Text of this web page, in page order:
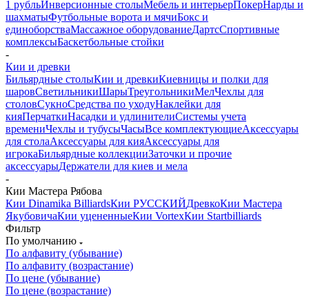
1 рубльИнверсионные столыМебель и интерьерПокерНарды и
шахматыФутбольные ворота и мячиБокс и
единоборстваМассажное оборудованиеДартсСпортивные
комплексыБаскетбольные стойки
-
Кии и древки
Бильярдные столыКии и древкиКиевницы и полки для
шаровСветильникиШарыТреугольникиМелЧехлы для
столовСукноСредства по уходуНаклейки для
кияПерчаткиНасадки и удлинителиСистемы учета
времениЧехлы и тубусыЧасыВсе комплектующиеАксессуары
для столаАксессуары для кияАксессуары для
игрокаБильярдные коллекцииЗаточки и прочие
аксессуарыДержатели для киев и мела
-
Кии Мастера Рябова
Кии Dinamika BilliardsКии РУССКИЙДревкоКии Мастера
ЯкубовичаКии уцененныеКии VortexКии Startbilliards
Фильтр
По умолчанию
По алфавиту (убывание)
По алфавиту (возрастание)
По цене (убывание)
По цене (возрастание)